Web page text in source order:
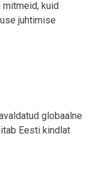
kuid
juhtimise
globaalne
Eesti kindlat